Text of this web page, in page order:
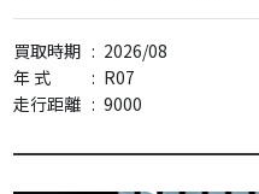
買取時期 : 2026/08
年 式
: R07
走行距離 : 9000